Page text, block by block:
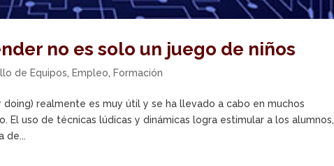
no es solo un juego de niños
de Equipos, Empleo, Formación
realmente es muy útil y se ha llevado a cabo en muchos
uso de técnicas lúdicas y dinámicas logra estimular a los alumnos,
de...